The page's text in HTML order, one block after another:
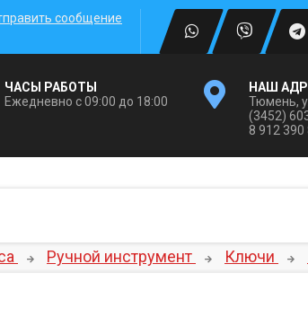
сообщение
ЧАСЫ РАБОТЫ
Ежедневно с 09:00 до 18:00
НАШ
Тюмень,
(3452)
8 912 390
Ручной инструмент Ключи